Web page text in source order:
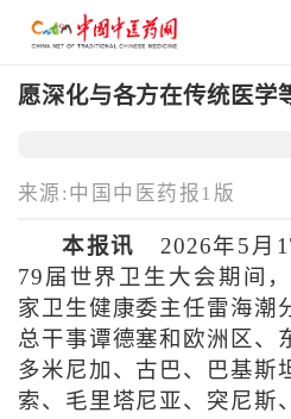
愿深化与各方在传统医学
来源:中国中医药报1版
本报讯
2026年5月
79届世界卫生大会期间
家卫生健康委主任雷海潮
总干事谭德塞和欧洲区、
多米尼加、古巴、巴基斯
索、毛里塔尼亚、突尼斯